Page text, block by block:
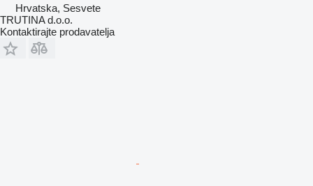
Hrvatska, Sesvete
TRUTINA d.o.o.
Kontaktirajte prodavatelja